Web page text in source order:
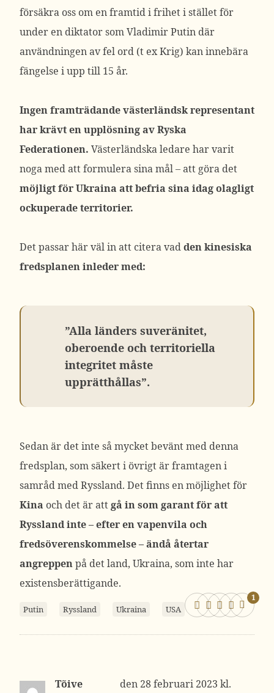
försäkra oss om en framtid i frihet i stället för
under en diktator som Vladimir Putin där
användningen av fel ord (t ex Krig) kan innebära
fängelse i upp till 15 år.
Ingen framträdande västerländsk representant
har krävt en upplösning av Ryska
Federationen. Västerländska ledare har varit
noga med att formulera sina mål – att göra det
möjligt för Ukraina att befria sina idag olagligt
ockuperade territorier.
Det passar här väl in att citera vadden kinesiska
fredsplanen inleder med:
”Alla länders suveränitet,
oberoende och territoriella
integritet måste
upprätthållas”.
Sedan är det inte så mycket bevänt med denna
fredsplan, som säkert i övrigt är framtagen i
samråd med Ryssland. Det finns en möjlighet för
Kina och det är attgå in som garant för att
Ryssland inte – efter en vapenvila och
fredsöverenskommelse – ändå återtar
angreppenpå det land, Ukraina, som inte har
existensberättigande.
Putin Ryssland Ukraina USA
1
Tõive 28 februari 2023 kl.